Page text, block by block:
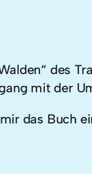
des
mit der
das Buch